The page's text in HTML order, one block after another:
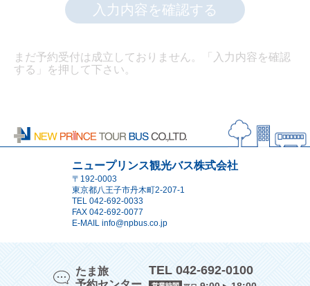
入力内容を確認する
まだ予約受付は成立しておりません。「入力内容を確認
する」を押して下さい。
ニュープリンス観光バス株式会社
〒192-0003
東京都八王子市丹木町2-207-1
TEL 042-692-0033
FAX 042-692-0077
E-MAIL info@npbus.co.jp
たま旅
TEL 042-692-0100